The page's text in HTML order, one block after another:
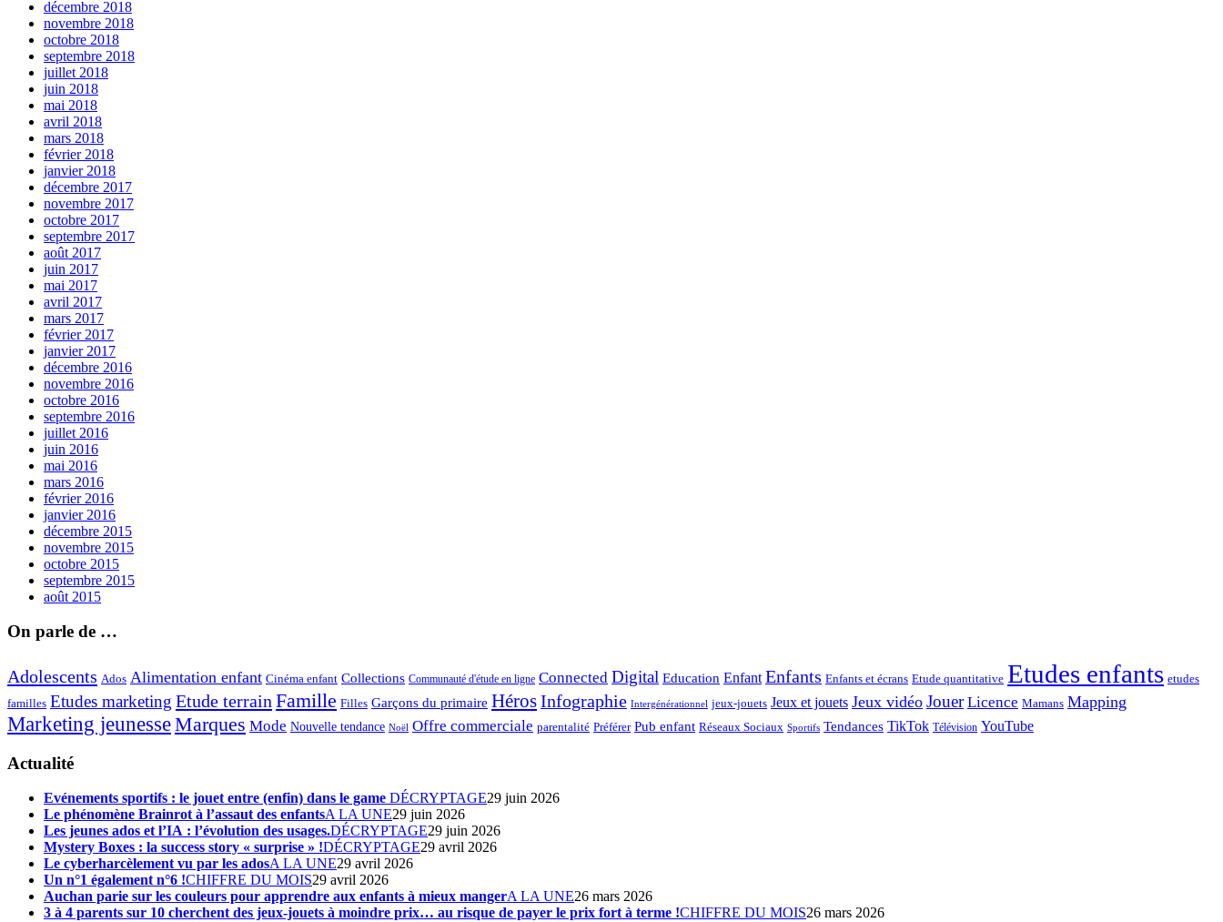
décembre 2018
novembre 2018
octobre 2018
septembre 2018
juillet 2018
juin 2018
mai 2018
avril 2018
mars 2018
février 2018
janvier 2018
décembre 2017
novembre 2017
octobre 2017
septembre 2017
août 2017
juin 2017
mai 2017
avril 2017
mars 2017
février 2017
janvier 2017
décembre 2016
novembre 2016
octobre 2016
septembre 2016
juillet 2016
juin 2016
mai 2016
mars 2016
février 2016
janvier 2016
décembre 2015
novembre 2015
octobre 2015
septembre 2015
août 2015
On parle de …
Adolescents Ados Alimentation enfant Cinéma enfant Collections Communauté d'étude en ligne Connected Digital Education Enfant Enfants Enfants et écrans Etude quantitative Etudes enfants etudes
familles Etudes marketing Etude terrain Famille Filles Garçons du primaire HérosInfographie Intergénérationnel jeux-jouets Jeux et jouets Jeux vidéo Jouer Licence Mamans Mapping
Marketing jeunesseMarques Mode Nouvelle tendance Noël Offre commerciale parentalité Préférer Pub enfant Réseaux Sociaux Sportifs Tendances TikTok Télévision YouTube
Actualité
Evénements sportifs : le jouet entre (enfin) dans le game DÉCRYPTAGE29 juin 2026
Le phénomène Brainrot à l’assaut des enfantsA LA UNE29 juin 2026
Les jeunes ados et l’IA : l’évolution des usages.DÉCRYPTAGE29 juin 2026
Mystery Boxes : la success story « surprise » !DÉCRYPTAGE29 avril 2026
Le cyberharcèlement vu par les adosA LA UNE29 avril 2026
Un n°1 également n°6 !CHIFFRE DU MOIS29 avril 2026
Auchan parie sur les couleurs pour apprendre aux enfants à mieux mangerA LA UNE26 mars 2026
3 à 4 parents sur 10 cherchent des jeux-jouets à moindre prix… au risque de payer le prix fort à terme !CHIFFRE DU MOIS26 mars 2026